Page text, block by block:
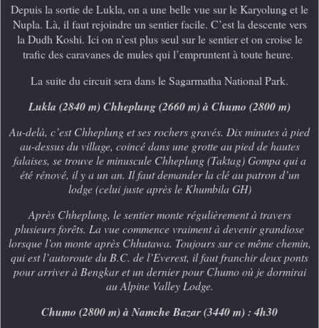
Depuis la sortie de Lukla, on a une belle vue sur le Karyolung et le
Nupla. Là, il faut rejoindre un sentier facile. C’est la descente vers
la Dudh Koshi. Ici on n’est plus seul sur le sentier et on croise le
trafic des caravanes de mules qui l’empruntent à toute heure.
La suite du circuit sera dans le Sagarmatha National Park.
Lukla (2840 m) Chheplung (2660 m) à Chumo (2800 m)
Au-delà, c’est Chheplung et ses rochers gravés. Dix minutes à pied
au-dessus du village, coincé dans une grotte au pied de hautes
falaises, se trouve le minuscule Chheplung (Taktag) Gompa qui a
été rénové, il y a un an. Il faut demander la clé au patron d’un
lodge (celui juste après le Khumbila GH)
Après Chheplung, le sentier monte régulièrement à travers
plusieurs forêts. La vue commence vraiment à devenir grandiose
lorsque l’on monte après Chhutawa. Toujours sur ce même chemin,
qui est l’autoroute du B.C. de l’Everest, il faut franchir deux ponts
pour arriver à Bengkar et un dernier pour Chumo où je dormirai
au Alpine Valley Lodge.
Chumo (2800 m) à Namche Bazar (3440 m) : 4h30